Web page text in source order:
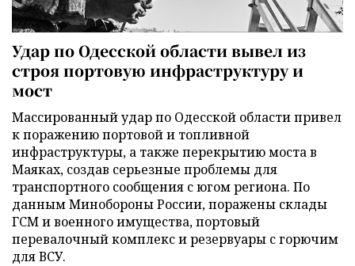
Удар по Одесской области вывел из
строя портовую инфраструктуру и
мост
Массированный удар по Одесской области привел
к поражению портовой и топливной
инфраструктуры, а также перекрытию моста в
Маяках, создав серьезные проблемы для
транспортного сообщения с югом региона. По
данным Минобороны России, поражены склады
ГСМ и военного имущества, портовый
перевалочный комплекс и резервуары с горючим
для ВСУ.